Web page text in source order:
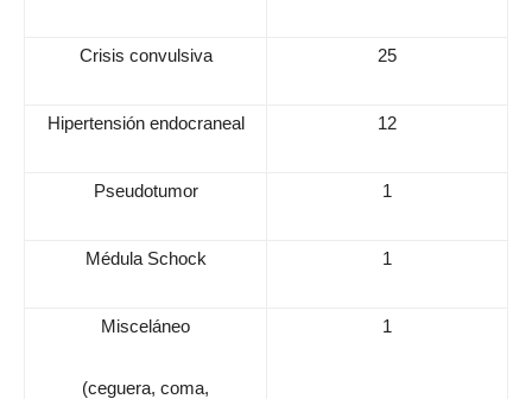
Crisis convulsiva 25
Hipertensión endocraneal 12
Pseudotumor 1
Médula Schock 1
Misceláneo
(ceguera, coma,
1